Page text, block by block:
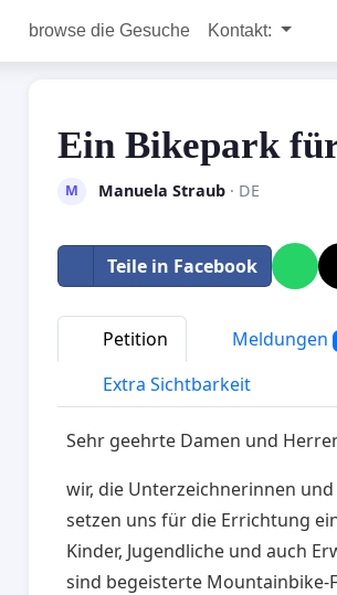
browse die Gesuche Kontakt:
Ein Bikepark
M Manuela Straub· DE
Teile in Facebook
Petition Meldungen
Extra Sichtbarkeit
Sehr geehrte Damen und
wir, die Unterzeichnerinnen
setzen uns für die Errichtung
Kinder, Jugendliche und auch
sind begeisterte